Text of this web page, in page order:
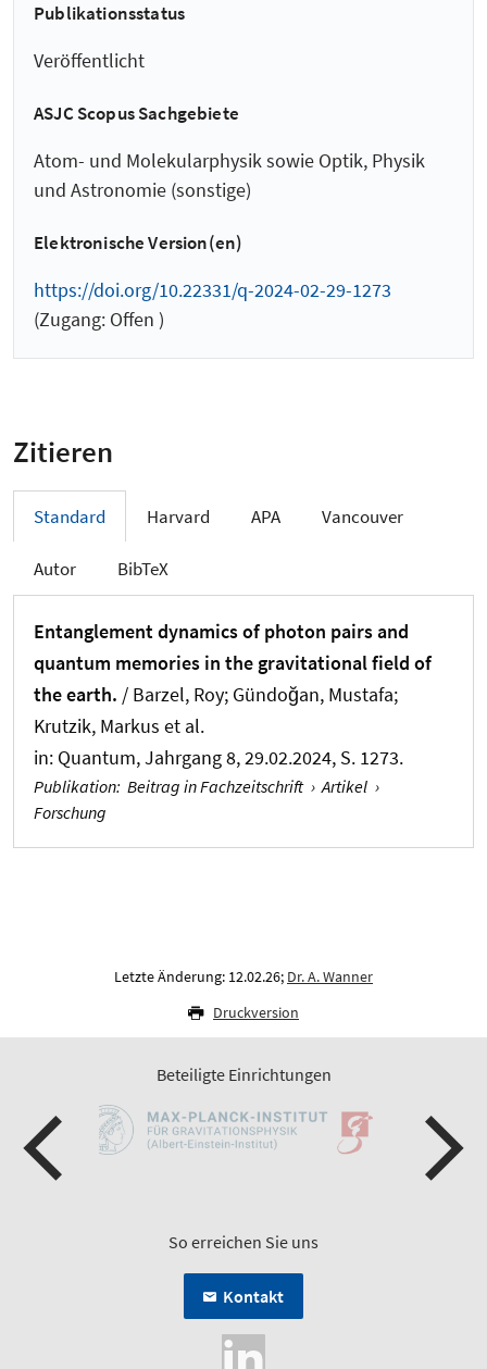
Publikationsstatus
Veröffentlicht
ASJC Scopus Sachgebiete
Atom- und Molekularphysik sowie Optik, Physik
und Astronomie (sonstige)
Elektronische Version(en)
https://doi.org/10.22331/q-2024-02-29-1273
(Zugang: Offen )
Zitieren
Standard Harvard APA Vancouver
Autor BibTeX
Entanglement dynamics of photon pairs and
quantum memories in the gravitational field of
the earth. / Barzel, Roy; Gündoğan, Mustafa;
Krutzik, Markus et al.
in: Quantum, Jahrgang 8, 29.02.2024, S. 1273.
Publikation: Beitrag in Fachzeitschrift › Artikel ›
Forschung
Letzte Änderung: 12.02.26; Dr. A. Wanner
Druckversion
Beteiligte Einrichtungen
So erreichen Sie uns
Kontakt